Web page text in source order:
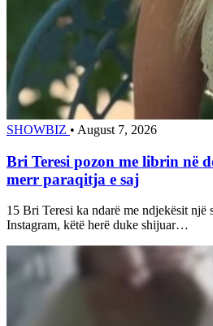
SHOWBIZ • August 7, 2026
Bri Teresi pozon me librin në
merr paraqitja e saj
15 Bri Teresi ka ndarë me ndjekësit një
Instagram, këtë herë duke shijuar…